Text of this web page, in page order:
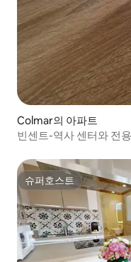
Colmar의 아파트
빈센트-역사 센터와 전
슈퍼호스트
슈퍼호스트